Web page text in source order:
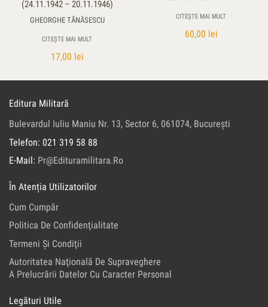
(24.11.1942 – 20.11.1946)
GHEORGHE TĂNĂSESCU
CITEȘTE MAI MULT
17,00 lei
CITEȘTE MAI MULT
60,00 lei
Editura Militară
Bulevardul Iuliu Maniu Nr. 13, Sector 6, 061074, Bucureşti
Telefon: 021 319 58 88
E-Mail: Pr@edituramilitara.ro
În Atenția Utilizatorilor
Cum Cumpăr
Politica De Confidenţialitate
Termeni Şi Condiţii
Autoritatea Naţională De Supraveghere
A Prelucrării Datelor Cu Caracter Personal
Legături Utile